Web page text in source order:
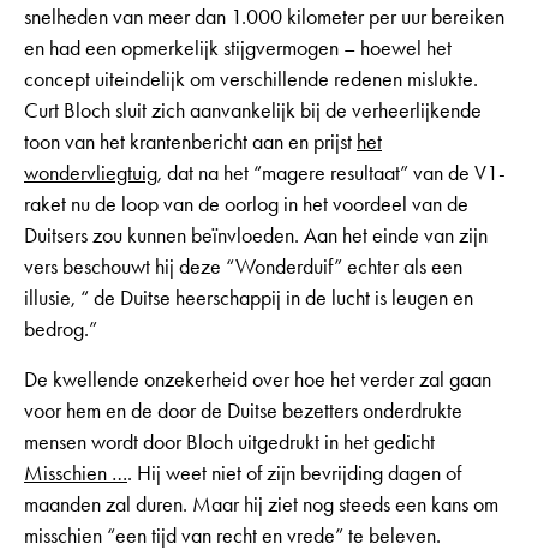
snelheden van meer dan 1.000 kilometer per uur bereiken
en had een opmerkelijk stijgvermogen – hoewel het
concept uiteindelijk om verschillende redenen mislukte.
Curt Bloch sluit zich aanvankelijk bij de verheerlijkende
toon van het krantenbericht aan en prijst het
wondervliegtuig, dat na het “magere resultaat” van de V1-
raket nu de loop van de oorlog in het voordeel van de
Duitsers zou kunnen beïnvloeden. Aan het einde van zijn
vers beschouwt hij deze “Wonderduif” echter als een
illusie, “ de Duitse heerschappij in de lucht is leugen en
bedrog.”
De kwellende onzekerheid over hoe het verder zal gaan
voor hem en de door de Duitse bezetters onderdrukte
mensen wordt door Bloch uitgedrukt in het gedicht
Misschien …. Hij weet niet of zijn bevrijding dagen of
maanden zal duren. Maar hij ziet nog steeds een kans om
misschien “een tijd van recht en vrede” te beleven.